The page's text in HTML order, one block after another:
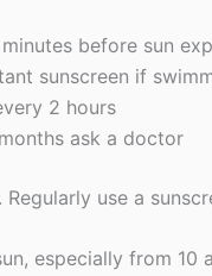
before sun
sunscreen if
2 hours
ask a doctor
. Regularly use a
especially from 10